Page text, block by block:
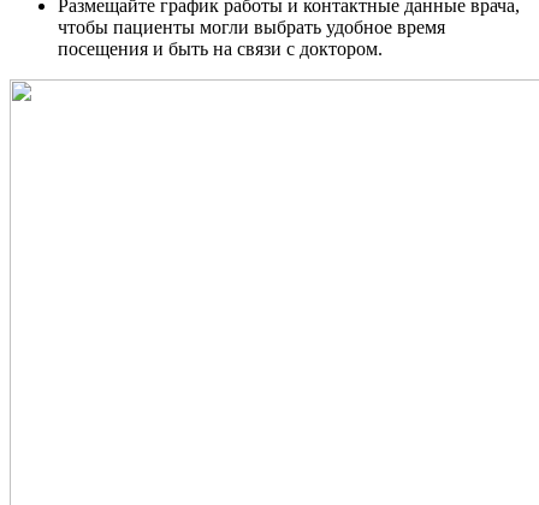
Размещайте график работы и контактные данные врача,
чтобы пациенты могли выбрать удобное время
посещения и быть на связи с доктором.